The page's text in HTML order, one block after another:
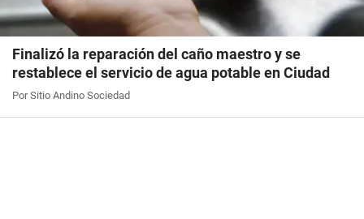
Finalizó la reparación del caño maestro y se
restablece el servicio de agua potable en Ciudad
Por Sitio Andino Sociedad